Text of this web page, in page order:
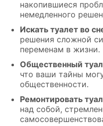
накопившиеся
немедленного
Искать туалет во
решения сложной
переменам в жизни.
Общественный
что ваши тайны
общественности.
Ремонтировать
над собой,